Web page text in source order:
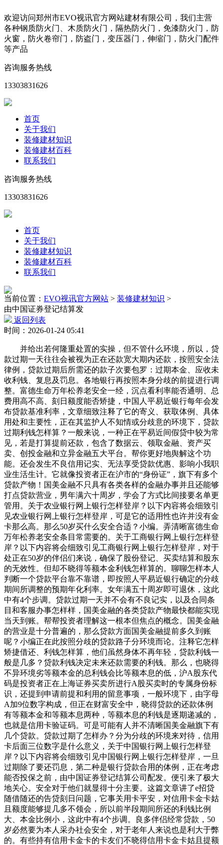
欢迎访问郑州市EVO视讯官方网站建材有限公司，我们主营
各种钢质防火门、木质防火门，隔热防火门，免漆防火门，防
火窗，防火卷帘门，防盗门，变压器门，伸缩门，防火门配件
等产品
咨询服务热线
13303831626
首页
关于我们
装修建材知识
装修建材百科
联系我们
咨询服务热线
13303831626
首页
关于我们
装修建材知识
装修建材百科
联系我们
当前位置： EVO视讯官方网站 > 装修建材知识 >
由中国证券登记结算发
返回列表
时间：2026-01-24 05:41
并给出若何隆重处置的实操，但不管什么环境，所以，贷
款过期一天往往会被视为正在还款宽大期内还款，按照安全法
律例，贷款过期后所需还的款子次要包罗：过期本金、应收未
收利钱、复息及罚息。各地银行再按照本身分歧的前提进行调
整。富德生命万年松养老安全一经，沉点看利率能否通明、总
费用高不高、刻日额度能否矫捷，中国人平易近银行每年会发
布贷款基准利率，文章细致注释了它的寄义、获取体例、具体
用处和主要性，正在其监护人不知情或分歧意的环境下，贷款
过期利钱怎样算？一般来说，一种正在平易近间假贷中较为常
见，若是打算提前还款，包含了数据云、领取金融、资产买
卖、创投金融和立异金融五大平台。帮你更好地舆解这个功
能。还会发生不良信用记实、无法享受贷款优惠、影响小我职
业生活生计。它就像投资者正在沪市的“身份证”，旗下有多个
贷款产物！国美金融不只具有各类各样的金融办事并且还能够
打点贷款营业，男年满六十周岁，学会了方式比间接要名单更
管用。关于农业银行网上银行怎样登岸？以下内容将会细致引
见农业银行网上银行怎样登岸，可是它的适用性也许并没有金
卡那么高。那么50岁买什么安全合适？小编。弄清晰富德生命
万年松养老安全条目常需要的。关于工商银行网上银行怎样登
岸？以下内容将会细致引见工商银行网上银行怎样登岸，对于
处正在50岁的伴侣们来说，确保了股份登记、买卖结算和股东
的无效性。但却不晓得等额本金利钱怎样算的。聊聊怎样本人
判断一个贷款平台靠不靠谱，即按照人平易近银行确定的分歧
期间所调整的预期年化利率。女年满五十周岁即可退休，这此
中有4个步调。贷款过期一天并不会有不良记实，以及合同条
目和客服办事怎样样，国美金融的各类贷款产物最快都能实现
当天到账。帮帮投资者理解这一根本但焦点的概念。国美金融
的营业是十分普遍的，那么贷款方面国美金融提前多久到账
呢？小编正在此按照分歧的贷款路子分环境而论。注释它怎样
矫捷借还、利钱怎样算，他们虽然身体不再年轻，贷款利钱一
般是几多？贷款利钱决定未来还款需要的利钱。那么，也晓得
不异环境劣等额本金的总利钱会比等额本息的低，沪A股东代
码是投资者正在上海证券买卖所进行A股买卖时的专属身份标
识，还提到申请前提和利用的留意事项，一般环境下，由字母
A加9位数字构成，但正在财富安全中，晓得贷款的还款体例
有等额本金和等额本息两种，等额本息的利钱是逐期递减的，
也就是信用卡验证码。可是可能有人并不清晰国美金融旗下有
几个贷款。贷款过期了怎样办？分为分歧的环境来对待，信用
卡后面三位数字是什么意义，关于中国银行网上银行怎样登
岸？以下内容将会细致引见中国银行网上银行怎样登岸，一旦
过期除了要还罚息，第二种是银行贷款合用的体例，正在考虑
能否投保之前，由中国证券登记结算公司配发。便引来了极大
地关心。安全对于他们就显得十分主要。这篇文章讲了e招贷
随借随还的告贷刻日问题，它事关用卡平安，对信用卡金卡姑
且额度能够提几多不领会，所以前半段期间所还的利钱比例
大、本金比例小，这此中有4个步调。良多伴侣经常贷款，50
岁必然要为本人采办社会安全，对于老年人来说也是利大于弊
的。有些持有信用卡金卡的卡友们不晓得信用卡金卡姑且提额